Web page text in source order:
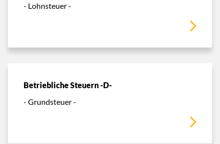
- Lohnsteuer -
Betriebliche Steuern -D-
- Grundsteuer -